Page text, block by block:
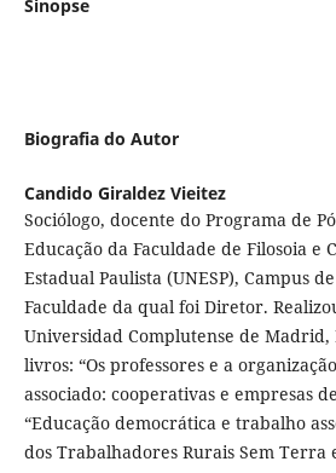
Sinopse
Biografia do Autor
Candido Giraldez Vieitez
Sociólogo, docente do Programa de
Educação da Faculdade de Filosoia e
Estadual Paulista (UNESP), Campus
Faculdade da qual foi Diretor.
Universidad Complutense de Madrid,
livros: “Os professores e a
associado: cooperativas e empresas
“Educação democrática e trabalho
dos Trabalhadores Rurais Sem Terra